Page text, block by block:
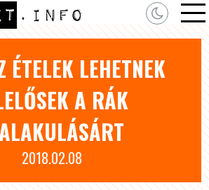
ÉTELEK LEHETNEK
A RÁK
2018.02.08